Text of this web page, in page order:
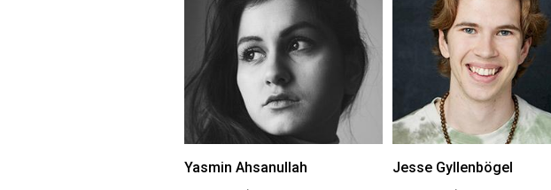
Yasmin Ahsanullah Jesse Gyllenbögel